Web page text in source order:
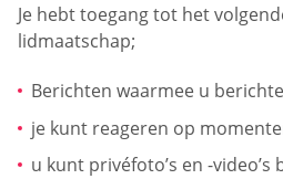
Je hebt toegang tot het
lidmaatschap;
Berichten waarmee u
je kunt reageren op
u kunt privéfoto’s en -video’s